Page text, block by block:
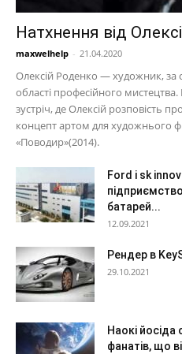
Натхнення від
maxwelhelp - 21.04.2020
Олексій Роденко — художник, за
області професійного
зустріч, де Олексій розповість
концепт артом для художнього
«Поводир»(2014).
Ford і sk
батарей...
12.09.2021
Рендер в
29.10.2021
Наокі
фанатів, що